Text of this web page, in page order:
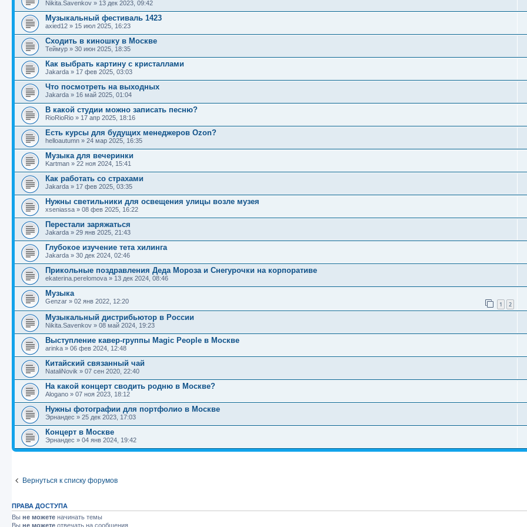
Nikita.Savenkov » 13 дек 2023, 09:42
Музыкальный фестиваль 1423
axied12 » 15 июл 2025, 16:23
Сходить в киношку в Москве
Теймур » 30 июн 2025, 18:35
Как выбрать картину с кристаллами
Jakarda » 17 фев 2025, 03:03
Что посмотреть на выходных
Jakarda » 16 май 2025, 01:04
В какой студии можно записать песню?
RioRioRio » 17 апр 2025, 18:16
Есть курсы для будущих менеджеров Ozon?
helloautumn » 24 мар 2025, 16:35
Музыка для вечеринки
Kartman » 22 ноя 2024, 15:41
Как работать со страхами
Jakarda » 17 фев 2025, 03:35
Нужны светильники для освещения улицы возле музея
xseniassa » 08 фев 2025, 16:22
Перестали заряжаться
Jakarda » 29 янв 2025, 21:43
Глубокое изучение тета хилинга
Jakarda » 30 дек 2024, 02:46
Прикольные поздравления Деда Мороза и Снегурочки на корпоративе
ekaterina.perelomova » 13 дек 2024, 08:46
Музыка
Genzar » 02 янв 2022, 12:20 1 2
Музыкальный дистрибьютор в России
Nikita.Savenkov » 08 май 2024, 19:23
Выступление кавер-группы Magic People в Москве
arinka » 06 фев 2024, 12:48
Китайский связанный чай
NataliNovik » 07 сен 2020, 22:40
На какой концерт сводить родню в Москве?
Alogano » 07 ноя 2023, 18:12
Нужны фотографии для портфолио в Москве
Эрнандес » 25 дек 2023, 17:03
Концерт в Москве
Эрнандес » 04 янв 2024, 19:42
Вернуться к списку форумов
ПРАВА ДОСТУПА
Вы не можете начинать темы
Вы не можете отвечать на сообщения